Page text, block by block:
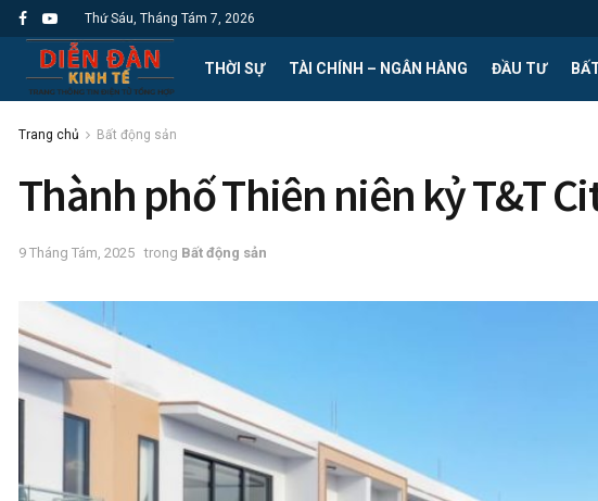
Thứ Sáu, Tháng Tám 7, 2026
THỜI SỰ TÀI CHÍNH – NGÂN HÀNG ĐẦU TƯ
Trang chủ Bất động sản
Thành phố Thiên niên kỷ T&T
9 Tháng Tám, 2025 trong Bất động sản